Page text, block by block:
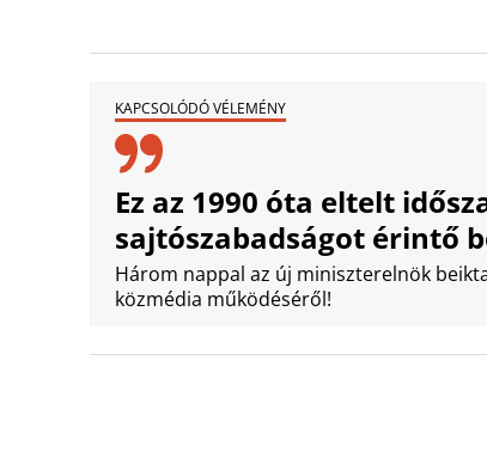
KAPCSOLÓDÓ VÉLEMÉNY
Ez az 1990 óta eltelt
sajtószabadságot érintő
Három nappal az új miniszterelnök
közmédia működéséről!